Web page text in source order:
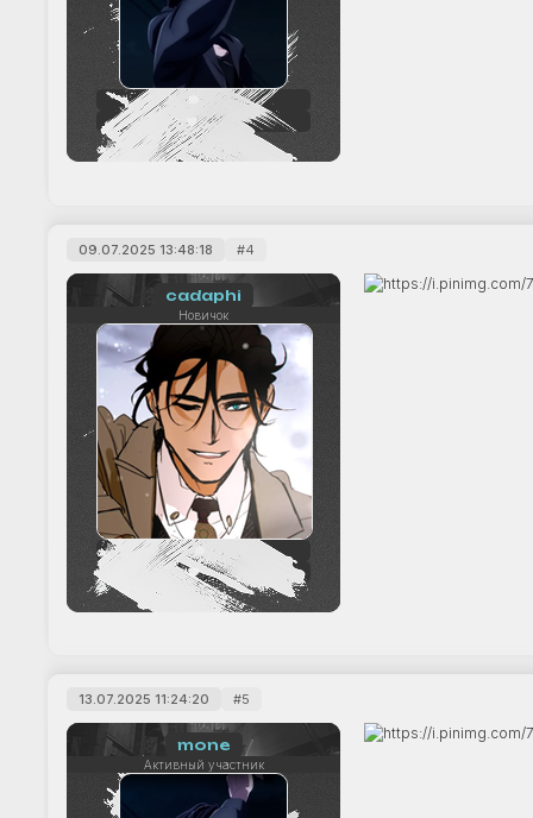
66
+12
4
09.07.2025 13:48:18
cadaphi
Новичок
1
+2
5
13.07.2025 11:24:20
mone
Активный участник